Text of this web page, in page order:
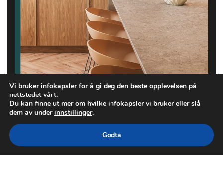
Vi bruker infokapsler for å gi deg den beste opplevelsen på
nettstedet vårt.
Du kan finne ut mer om hvilke infokapsler vi bruker eller slå
dem av underinnstillinger.
Godta